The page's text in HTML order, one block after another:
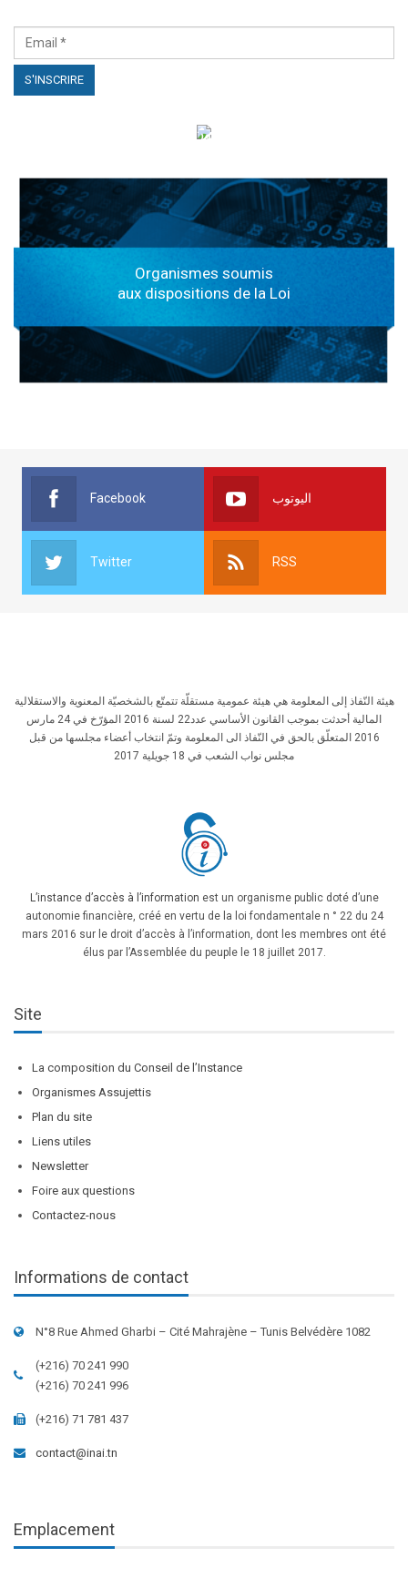
الهياكل الخاضعة لقانون النفاذ إلى المعلومة
Organismes soumis
aux dispositions de la Loi
Facebook اليوتوب
Twitter RSS
هيئة النّفاذ إلى المعلومة هي هيئة عمومية مستقلّة تتمتّع بالشخصيّة المعنوية والاستقلالية
المالية أحدثت بموجب القانون الأساسي عدد22 لسنة 2016 المؤرّخ في 24 مارس
2016 المتعلّق بالحق في النّفاذ الى المعلومة وتمّ انتخاب أعضاء مجلسها من قبل
مجلس نواب الشعب في 18 جويلية 2017
L’instance d’accès à l’information est un organisme public doté d’une
autonomie financière, créé en vertu de la loi fondamentale n ° 22 du 24
mars 2016 sur le droit d’accès à l’information, dont les membres ont été
élus par l’Assemblée du peuple le 18 juillet 2017.
Site
La composition du Conseil de l’Instance
Organismes Assujettis
Plan du site
Liens utiles
Newsletter
Foire aux questions
Contactez-nous
Informations de contact
N°8 Rue Ahmed Gharbi – Cité Mahrajène – Tunis Belvédère 1082
(+216) 70 241 990
(+216) 70 241 996
(+216) 71 781 437
contact@inai.tn
Emplacement